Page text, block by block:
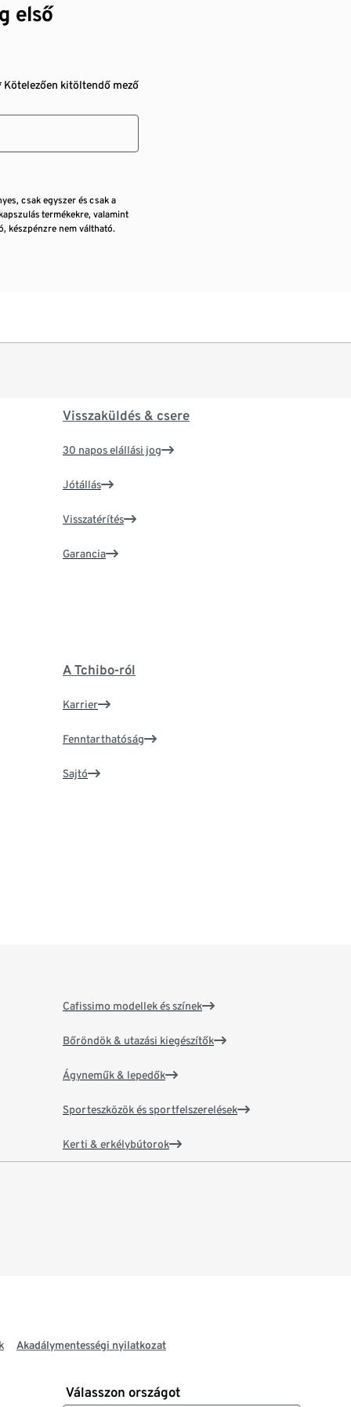
első
Kötelezően kitöltendő mező
csak egyszer és csak a
termékekre, valamint
készpénzre nem váltható.
Visszaküldés & csere
30 napos elállási jog
Jótállás
Visszatérítés
Garancia
A Tchibo-ról
Karrier
Fenntarthatóság
Sajtó
Cafissimo modellek és színek
Bőröndök & utazási kiegészítők
Ágyneműk & lepedők
Sporteszközök és sportfelszerelések
Kerti & erkélybútorok
Akadálymentességi nyilatkozat
Válasszon országot